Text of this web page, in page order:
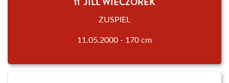
ZUSPIEL
11.05.2000 - 170 cm